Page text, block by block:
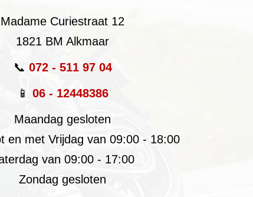
Madame Curiestraat 12
1821 BM Alkmaar
📞 072 - 511 97 04
📱 06 - 12448386
Maandag gesloten
en met Vrijdag van 09:00 - 18:00
van 09:00 - 17:00
Zondag gesloten